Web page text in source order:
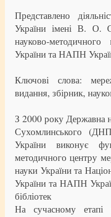
Представлено
України імені В. О.
науково-
України та НАПН
Ключові слова:
видання, збірник,
З 2000 року Державна
Сухомлинського
України виконує
методичного центру
науки України та
України та НАПН
бібліотек
На сучасному етапі